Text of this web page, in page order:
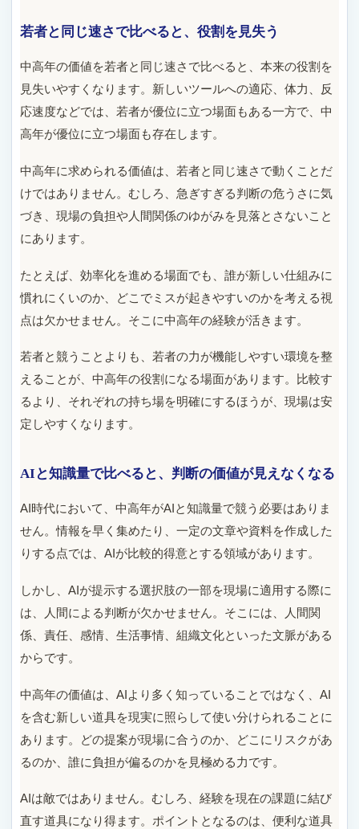
若者と同じ速さで比べると、役割を見失う
中高年の価値を若者と同じ速さで比べると、本来の役割を
見失いやすくなります。新しいツールへの適応、体力、反
応速度などでは、若者が優位に立つ場面もある一方で、中
高年が優位に立つ場面も存在します。
中高年に求められる価値は、若者と同じ速さで動くことだ
けではありません。むしろ、急ぎすぎる判断の危うさに気
づき、現場の負担や人間関係のゆがみを見落とさないこと
にあります。
たとえば、効率化を進める場面でも、誰が新しい仕組みに
慣れにくいのか、どこでミスが起きやすいのかを考える視
点は欠かせません。そこに中高年の経験が活きます。
若者と競うことよりも、若者の力が機能しやすい環境を整
えることが、中高年の役割になる場面があります。比較す
るより、それぞれの持ち場を明確にするほうが、現場は安
定しやすくなります。
AIと知識量で比べると、判断の価値が見えなくなる
AI時代において、中高年がAIと知識量で競う必要はありま
せん。情報を早く集めたり、一定の文章や資料を作成した
りする点では、AIが比較的得意とする領域があります。
しかし、AIが提示する選択肢の一部を現場に適用する際に
は、人間による判断が欠かせません。そこには、人間関
係、責任、感情、生活事情、組織文化といった文脈がある
からです。
中高年の価値は、AIより多く知っていることではなく、AI
を含む新しい道具を現実に照らして使い分けられることに
あります。どの提案が現場に合うのか、どこにリスクがあ
るのか、誰に負担が偏るのかを見極める力です。
AIは敵ではありません。むしろ、経験を現在の課題に結び
直す道具になり得ます。ポイントとなるのは、便利な道具